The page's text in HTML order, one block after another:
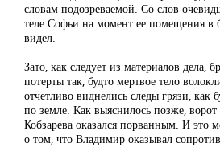
словам подозреваемой. Со слов
теле Софьи на момент ее помещения в
видел.
Зато, как следует из материалов дела,
потерты так, будто мертвое тело
отчетливо виднелись следы грязи, как
по земле. Как выяснилось позже,
Кобзарева оказался порванным. И это
о том, что Владимир оказывал